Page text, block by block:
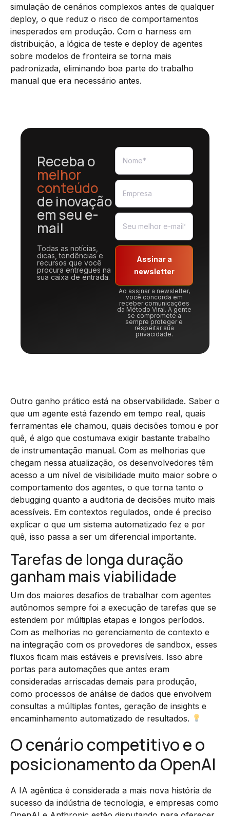
simulação de cenários complexos antes de qualquer
deploy, o que reduz o risco de comportamentos
inesperados em produção. Com o harness em
distribuição, a lógica de teste e deploy de agentes
sobre modelos de fronteira se torna mais
padronizada, eliminando boa parte do trabalho
manual que era necessário antes.
Receba o
melhor
conteúdo
de inovação
em seu e-
mail
Todas as notícias,
dicas, tendências e
recursos que você
procura entregues na
sua caixa de entrada.
Assinar a
newsletter
Ao assinar a newsletter,
você concorda em
receber comunicações
da Método Viral. A gente
se compromete a
sempre proteger e
respeitar sua
privacidade.
Outro ganho prático está na observabilidade. Saber o
que um agente está fazendo em tempo real, quais
ferramentas ele chamou, quais decisões tomou e por
quê, é algo que costumava exigir bastante trabalho
de instrumentação manual. Com as melhorias que
chegam nessa atualização, os desenvolvedores têm
acesso a um nível de visibilidade muito maior sobre o
comportamento dos agentes, o que torna tanto o
debugging quanto a auditoria de decisões muito mais
acessíveis. Em contextos regulados, onde é preciso
explicar o que um sistema automatizado fez e por
quê, isso passa a ser um diferencial importante.
Tarefas de longa duração
ganham mais viabilidade
Um dos maiores desafios de trabalhar com agentes
autônomos sempre foi a execução de tarefas que se
estendem por múltiplas etapas e longos períodos.
Com as melhorias no gerenciamento de contexto e
na integração com os provedores de sandbox, esses
fluxos ficam mais estáveis e previsíveis. Isso abre
portas para automações que antes eram
consideradas arriscadas demais para produção,
como processos de análise de dados que envolvem
consultas a múltiplas fontes, geração de insights e
encaminhamento automatizado de resultados.
O cenário competitivo e o
posicionamento da OpenAI
A IA agêntica é considerada a mais nova história de
sucesso da indústria de tecnologia, e empresas como